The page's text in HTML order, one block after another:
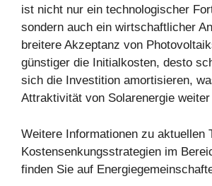
ist nicht nur ein technologischer
sondern auch ein wirtschaftlicher
breitere Akzeptanz von
günstiger die Initialkosten, desto
sich die Investition amortisieren,
Attraktivität von Solarenergie
Weitere Informationen zu aktuellen
Kostensenkungsstrategien im
finden Sie auf